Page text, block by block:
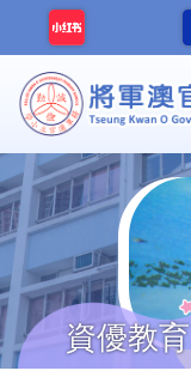
移至主內容
資優教育